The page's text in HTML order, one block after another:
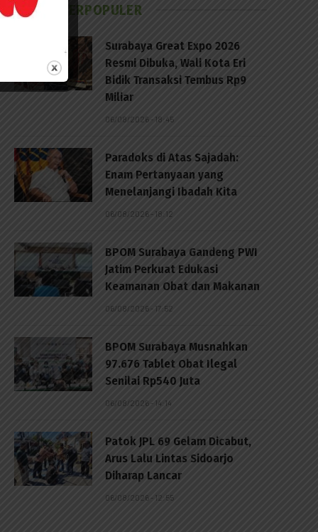
BERITA TERPOPULER
Surabaya Great Expo 2026
Resmi Dibuka, Wali Kota Eri
Bidik Transaksi Tembus Rp9
Miliar
06/08/2026 - 18:45
Paradoks di Atas Sajadah:
Enam Pertanyaan yang
Menelanjangi Ibadah Kita
06/08/2026 - 18:12
BPOM Surabaya Gandeng PWI
Jatim Perkuat Edukasi
Keamanan Obat dan Makanan
06/08/2026 - 17:52
BPOM Surabaya Musnahkan
97.676 Tablet Obat Ilegal
Senilai Rp540 Juta
06/08/2026 - 14:14
Patok JPL 69 Gelam Dicabut,
Arus Lalu Lintas Sidoarjo
Diharap Lancar
06/08/2026 - 12:55